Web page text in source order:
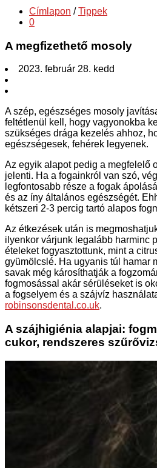
Címlapon / Tippek
0
A megfizethető mosoly
2023. február 28. kedd
A szép, egészséges mosoly
feltétlenül kell, hogy vagyonokba
szükséges drága kezelés ahhoz,
egészségesek, fehérek legyenek.
Az egyik alapot pedig a megfelelő
jelenti. Ha a fogainkról van szó,
legfontosabb része a fogak
és az íny általános egészségét.
kétszeri 2-3 percig tartó alapos
Az étkezések után is
ilyenkor várjunk legalább harminc
ételeket fogyasztottunk, mint a
gyümölcslé. Ha ugyanis túl hamar
savak még károsíthatják a
fogmosással akár sérüléseket is
a fogselyem és a szájvíz
robinsonsdental.co.uk.
A szájhigiénia alapjai:
cukor, rendszeres